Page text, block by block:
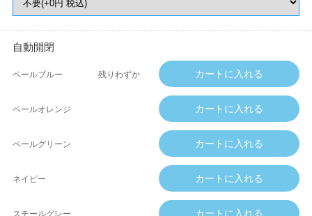
自動開閉
ペールブルー 残りわずか
ペールオレンジ
ペールグリーン
ネイビー
スチールグレー